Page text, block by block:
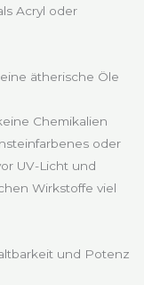
Acryl oder
ätherische Öle
Chemikalien
oder
UV-Licht und
Wirkstoffe viel
und Potenz